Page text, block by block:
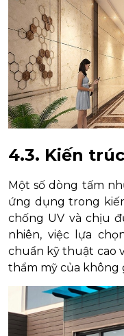
4.3. Kiến
Một số dòng tấm
ứng dụng trong
chống UV và chịu
nhiên, việc lựa
chuẩn kỹ thuật cao
thẩm mỹ của không